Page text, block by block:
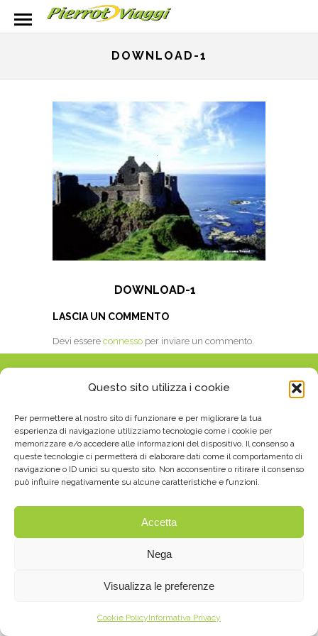
Questo sito utilizza i cookie
Per permettere al nostro sito di funzionare e per migliorare la tua
esperienza di navigazione utilizziamo tecnologie come i cookie per
memorizzare e/o accedere alle informazioni del dispositivo. Il consenso a
queste tecnologie ci permetterà di elaborare dati come il comportamento di
navigazione o ID unici su questo sito. Non acconsentire o ritirare il consenso
può influire negativamente su alcune caratteristiche e funzioni.
Accetta
Nega
Visualizza le preferenze
Cookie PolicyInformativa Privacy
DOWNLOAD-1
DOWNLOAD-1
LASCIA UN COMMENTO
Devi essere connesso per inviare un commento.
© 2021 PIERROT VIAGGI S.A.S. DI ACQUADRO
CAROLA E IULITA - P.I. 01352350027 - REA
COMUNICAZIONE